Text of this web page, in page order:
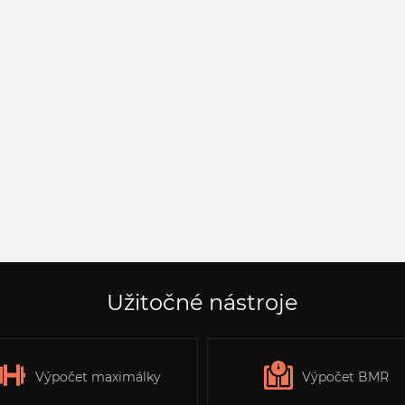
Užitočné nástroje
Výpočet maximálky Výpočet BMR